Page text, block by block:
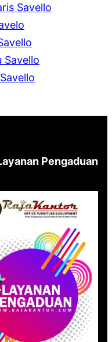
Savello
Savello
Pengaduan